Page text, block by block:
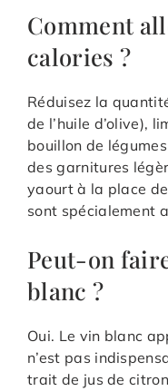
Comment
calories ?
Réduisez la
de l’huile d’olive),
bouillon de
des garnitures
yaourt à la place
sont spécialement
Peut-on
blanc ?
Oui. Le vin blanc
n’est pas
trait de jus de